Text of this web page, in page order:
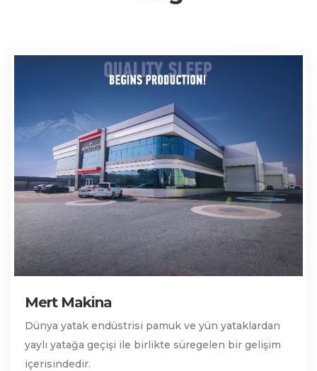
Mert Makina
Dünya yatak endüstrisi pamuk ve yün yataklardan
yaylı yatağa geçişi ile birlikte süregelen bir gelişim
içerisindedir.